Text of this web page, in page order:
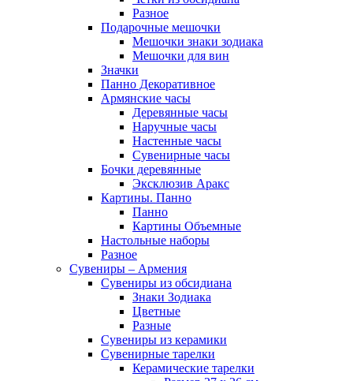
Разное
Подарочные мешочки
Мешочки знаки зодиака
Мешочки для вин
Значки
Панно Декоративное
Армянские часы
Деревянные часы
Наручные часы
Настенные часы
Сувенирные часы
Бочки деревянные
Эксклюзив Аракс
Картины. Панно
Панно
Картины Объемные
Настольные наборы
Разное
Сувениры – Армения
Сувениры из обсидиана
Знаки Зодиака
Цветные
Разные
Сувениры из керамики
Сувенирные тарелки
Керамические тарелки